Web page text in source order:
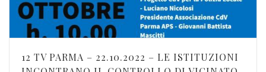
12 TV PARMA – 22.10.2022 – LE ISTITUZIONI